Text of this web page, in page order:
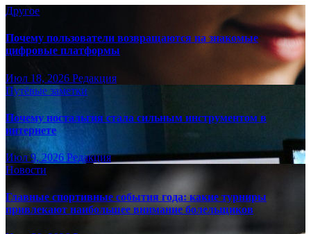
Другое
Почему пользователи возвращаются на знакомые
цифровые платформы
Июл 18, 2026 Редакция
Путёвые заметки
Почему ностальгия стала сильным инструментом в
интернете
Июл 9, 2026 Редакция
Новости
Главные спортивные события года: какие турниры
привлекают наибольшее внимание болельщиков